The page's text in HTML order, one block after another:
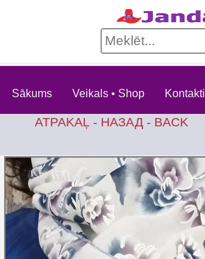
Sākums Veikals • Shop Kontakti
ATPAKAĻ - НАЗАД - BACK